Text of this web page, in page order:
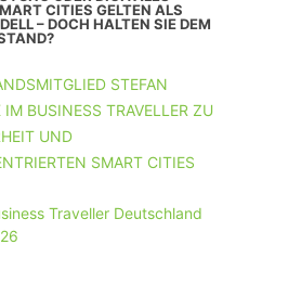
MIT 11-50 MA
CITIES GELTEN ALS
– DOCH HALTEN SIE DEM
STEFAN
IM BUSINESS TRAVELLER ZU
UND
SMART CITIES